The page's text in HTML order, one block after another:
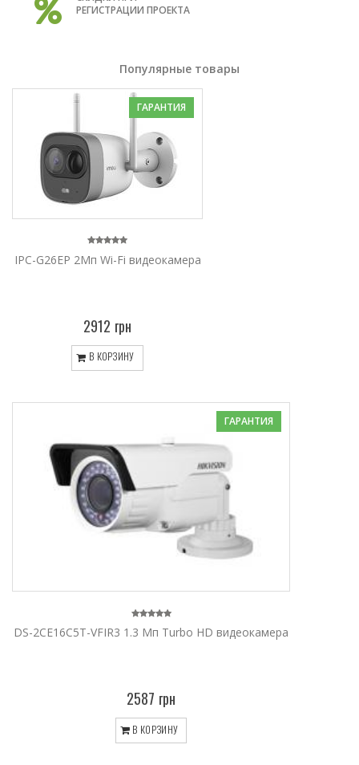
РЕГИСТРАЦИИ ПРОЕКТА
Популярные товары
ГАРАНТИЯ
IPC-G26EP 2Мп Wi-Fi видеокамера
2912 грн
В КОРЗИНУ
ГАРАНТИЯ
DS-2CE16C5T-VFIR3 1.3 Мп Turbo HD видеокамера
2587 грн
В КОРЗИНУ